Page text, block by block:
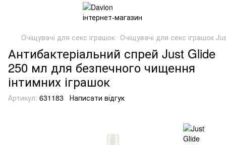
Очіщувачі для секс іграшок Очіщувачі для секс іграшок
Антибактеріальний спрей Just Glide
250 мл для безпечного чищення
інтимних іграшок
Артикул: 631183 Написати відгук